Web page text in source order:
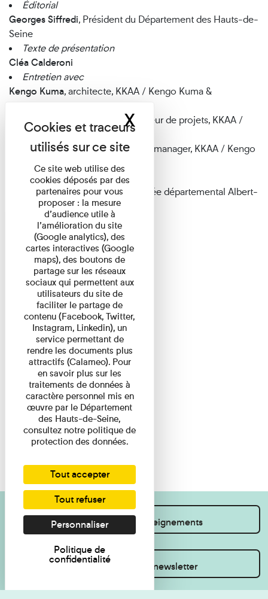
Éditorial
Georges Siffredi, Président du Département des Hauts-de-
Seine
Texte de présentation
Cléa Calderoni
Entretien avec
Kengo Kuma, architecte, KKAA / Kengo Kuma &
Sébastien Yéou
, architecte, directeur de projets, KKAA /
Kengo Kuma & Associates
Jordi Vinyals, architecte & project manager, KKAA / Kengo
Kuma & Associates
Entretien avec
Nathalie Doury, directrice du musée départemental Albert-
Portfolio
Je souhaite des renseignements
Inscrivez-vous à la newsletter
Ce site web utilise des
cookies déposés par des
partenaires pour vous
proposer : la mesure
d’audience utile à
l’amélioration du site
(Google analytics), des
cartes interactives (Google
maps), des boutons de
partage sur les réseaux
sociaux qui permettent aux
utilisateurs du site de
faciliter le partage de
contenu (Facebook, Twitter,
Instagram, Linkedin), un
service permettant de
rendre les documents plus
attractifs (Calameo). Pour
en savoir plus sur les
traitements de données à
caractère personnel mis en
œuvre par le Département
des Hauts-de-Seine,
consultez notre politique de
protection des données.
Tout accepter
Tout refuser
Personnaliser
Politique de
confidentialité
XMasquer le